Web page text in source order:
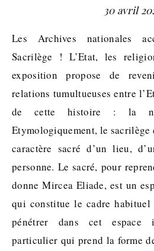
30 avril
Les Archives nationales accueillent l’exposition
Sacrilège ! L’Etat, les
exposition propose de
relations tumultueuses entre
de cette histoire : la
Etymologiquement, le sacrilège
caractère sacré d’un lieu,
personne. Le sacré, pour
donne Mircea Eliade, est un
qui constitue le cadre habituel
pénétrer dans cet espace
particulier qui prend la forme